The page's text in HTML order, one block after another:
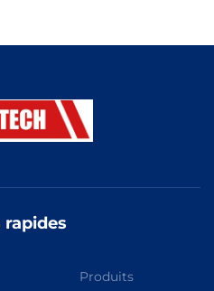
rapides
Produits